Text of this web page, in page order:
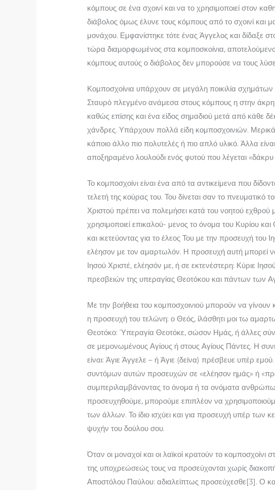
κόμπους σε ένα σχοινί και να το χρησιμοποιεί στον
διάβολος όμως έλυνε τους κόμπους από το σχοινί και
μονάχου. Εμφανίστηκε τότε ένας Άγγελος και δίδαξε
τώρα διαμορφωμένος στα κομποσκοίνια,
κόμπους αυτούς ο διάβολος δεν μπορούσε να τους
Κομποσχοίνια υπάρχουν σε μεγάλη ποικιλία
Σταυρό πλεγμένο ανάμεσα στους κόμπους η στην άκρη
καθώς επίσης και ένα είδος σημαδιού μετά από κάθε
χάνδρες. Υπάρχουν πολλά είδη κομποσχοινιών.
κάποιο άλλο πιο πολυτελές ή πιο απλό υλικό. Άλλα
αποξηραμένο λουλούδι ενός φυτού που λέγεται «δάκρυ
Το κομποσχοίνι είναι ένα από τα αντικείμενα που
τελετή της κούρας του. Του δίνεται σαν το πνευμα­τικό
Χριστού πρέπει να πολεμήσει κατά του νοητού εχθρού
χρησιμοποιεί επικαλού- μενος το όνομα του Κυρίου
και ικετεύοντας για το έλεος Του με την προσευχή του
ελέησον με τον αμαρτωλόν. Η προσευχή αυτή μπορεί
Ιησού Χριστέ, ελέησόν με, ή σε εκτενέστερη: Κύριε
πρεσβειών της υπεραγίας Θεοτόκου και πά­ντων των
Με την βοήθεια του κομποσχοινιού μπορούν να
η προσευχή του τε­λώνη: ο Θεός, ίλάσθητι μοι τω
Θεοτόκο: Ύπεραγία Θεοτόκε, σώσον Ημάς, ή άλλες
σε μεμονωμένους Αγίους ή στους Αγίους Πάντες. Η
είναι: Άγιε Άγγελε – ή Άγιε (δείνα) πρέ­σβευε υπέρ
συντόμων αυτών προσευχών σε «ελέησον ημάς» ή
συμπεριλαμβάνοντας το όνομα ή τα ονόματα
προσευχηθούμε, μπορούμε επιπλέον να
των άλλων. Το ίδιο ισχύει και για προσευχή υπέρ των
ψυχήν του δούλου σου.
Όταν οι μοναχοί και οι λαϊκοί κρατούν το κομποσχοίνι
της υποχρεώσεώς τους να προσεύχονται χωρίς
Αποστόλου Παύλου: αδιαλείπτως προσεύχεσθε[3]. Ο